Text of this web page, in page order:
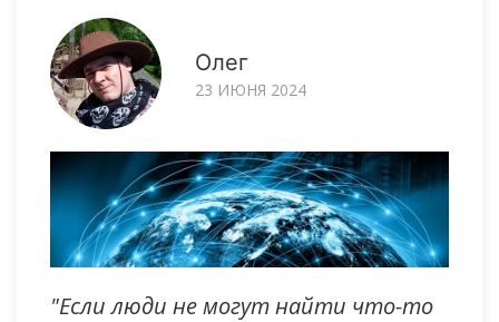
Олег
23 ИЮНЯ 2024
"Если люди не могут найти что-то